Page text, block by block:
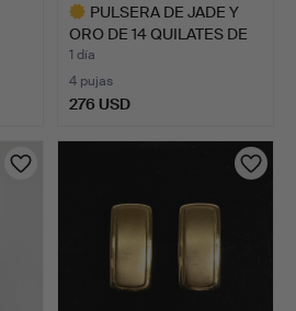
PULSERA DE JADE Y
ORO DE 14 QUILATES DE
LE…
1 día
4 pujas
276 USD